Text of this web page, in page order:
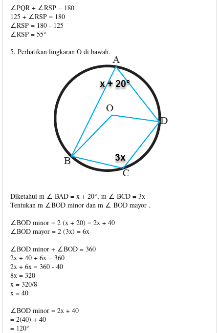
∠PQR + ∠RSP = 180
125 + ∠RSP = 180
∠RSP = 180 - 125
∠RSP = 55°
5. Perhatikan lingkaran O di bawah.
Diketahui m ∠ BAD = x + 20°, m ∠ BCD = 3x
Tentukan m ∠BOD minor dan m ∠ BOD mayor .
∠BOD minor = 2 (x + 20) = 2x + 40
∠BOD mayor = 2 (3x) = 6x
∠BOD minor + ∠BOD = 360
2x + 40 + 6x = 360
2x + 6x = 360 - 40
8x = 320
x = 320/8
x = 40
∠BOD minor = 2x + 40
= 2(40) + 40
= 120°